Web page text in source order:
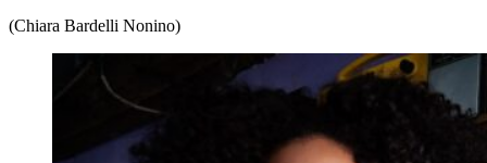
(Chiara Bardelli Nonino)